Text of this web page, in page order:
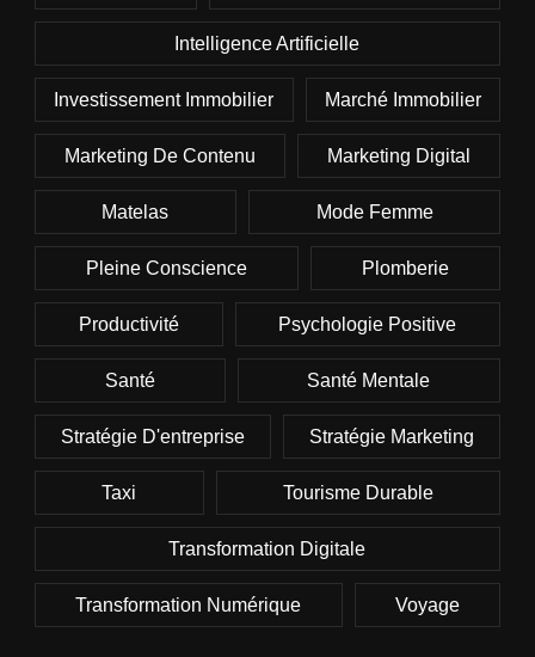
Intelligence Artificielle
Investissement Immobilier Marché Immobilier
Marketing De Contenu Marketing Digital
Matelas Mode Femme
Pleine Conscience Plomberie
Productivité Psychologie Positive
Santé Santé Mentale
Stratégie D'entreprise Stratégie Marketing
Taxi Tourisme Durable
Transformation Digitale
Transformation Numérique Voyage